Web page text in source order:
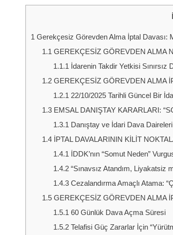
1 Gerekçesiz Görevden Alma İptal Davası:
1.1 GEREKÇESİZ GÖREVDEN ALMA
1.1.1 İdarenin Takdir Yetkisi Sınırsız
1.2GEREKÇESİZ GÖREVDEN ALMA
1.2.1 22/10/2025 Tarihli Güncel Bir
1.3EMSAL DANIŞTAY KARARLARI:
1.3.1 Danıştay ve İdari Dava
1.4İPTAL DAVALARININ KİLİT
1.4.1 İDDK’nın “Somut Neden”
1.4.2“Sınavsız Atandım, Liyakatsiz
1.4.3Cezalandırma Amaçlı Atama:
1.5GEREKÇESİZ GÖREVDEN ALMA
1.5.1 60 Günlük Dava Açma Süresi
1.5.2Telafisi Güç Zararlar İçin